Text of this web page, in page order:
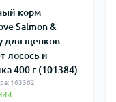
корм
Salmon &
для щенков
лосось и
400 г (101384)
163362